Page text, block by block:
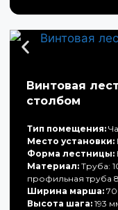
Винтовая
столбом
Тип помещения:
Место установки:
Форма лестницы:
Материал: Труба:
профильная труба
Ширина марша:
Высота шага: 193